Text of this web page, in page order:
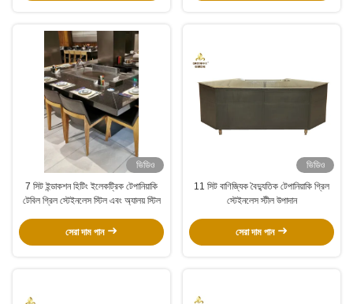
ভিডিও
7 সিট ইন্ডাকশন হিটিং ইলেকট্রিক টেপানিয়াকি
টেবিল গ্রিল স্টেইনলেস স্টিল এবং অ্যালয় স্টিল
সেরা দাম পান
ভিডিও
11 সিট বাণিজ্যিক বৈদ্যুতিক টেপানিয়াকি গ্রিল
স্টেইনলেস স্টীল উপাদান
সেরা দাম পান